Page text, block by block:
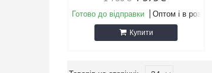
Готово до відправки Оптом і в роздріб
Купити